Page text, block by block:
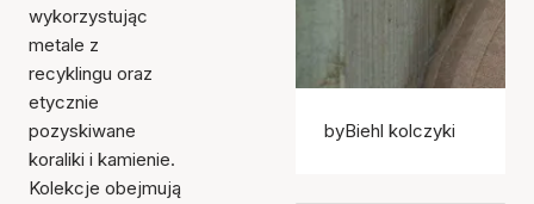
wykorzystując
metale z
recyklingu oraz
etycznie
pozyskiwane
koraliki i kamienie.
Kolekcje obejmują
byBiehl kolczyki